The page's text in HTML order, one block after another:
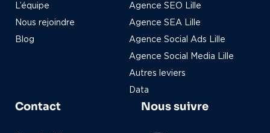
L’équipe
Nous rejoindre
Blog
Agence SEO Lille
Agence SEA Lille
Agence Social Ads Lille
Agence Social Media Lille
Autres leviers
Data
Contact Nous suivre